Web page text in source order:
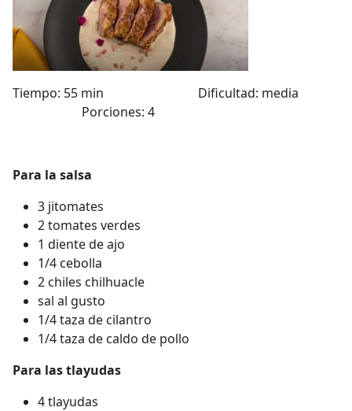
Tiempo: 55 min Dificultad: media
Porciones: 4
Para la salsa
3 jitomates
2 tomates verdes
1 diente de ajo
1/4 cebolla
2 chiles chilhuacle
sal al gusto
1/4 taza de cilantro
1/4 taza de caldo de pollo
Para las tlayudas
4 tlayudas